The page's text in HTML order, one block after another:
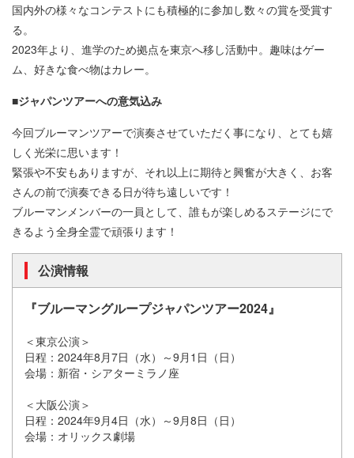
国内外の様々なコンテストにも積極的に参加し数々の賞を受賞す
る。
2023年より、進学のため拠点を東京へ移し活動中。趣味はゲー
ム、好きな食べ物はカレー。
■ジャパンツアーへの意気込み
今回ブルーマンツアーで演奏させていただく事になり、とても嬉
しく光栄に思います！
緊張や不安もありますが、それ以上に期待と興奮が大きく、お客
さんの前で演奏できる日が待ち遠しいです！
ブルーマンメンバーの一員として、誰もが楽しめるステージにで
きるよう全身全霊で頑張ります！
公演情報
『ブルーマングループジャパンツアー2024』
＜東京公演＞
日程：2024年8月7日（水）～9月1日（日）
会場：新宿・シアターミラノ座
＜大阪公演＞
日程：2024年9月4日（水）～9月8日（日）
会場：オリックス劇場